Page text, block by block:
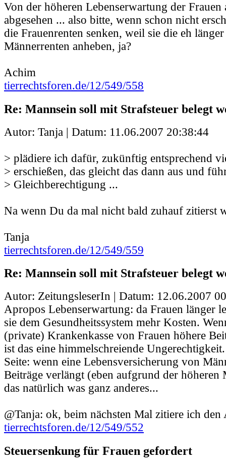
Von der höheren Lebenserwartung der Frauen
abgesehen ... also bitte, wenn schon nicht
die Frauenrenten senken, weil sie die eh
Männerrenten anheben, ja?
Achim
tierrechtsforen.de/12/549/558
Re: Mannsein soll mit Strafsteuer belegt
Autor: Tanja | Datum: 11.06.2007 20:38:44
> plädiere ich dafür, zukünftig entsprechend
> erschießen, das gleicht das dann aus und
> Gleichberechtigung ...
Na wenn Du da mal nicht bald zuhauf zitierst
Tanja
tierrechtsforen.de/12/549/559
Re: Mannsein soll mit Strafsteuer belegt
Autor: ZeitungsleserIn | Datum: 12.06.2007
Apropos Lebenserwartung: da Frauen länger
sie dem Gesundheitssystem mehr Kosten.
(private) Krankenkasse von Frauen höhere
ist das eine himmelschreiende
Seite: wenn eine Lebensversicherung von
Beiträge verlängt (eben aufgrund der höheren
das natürlich was ganz anderes...
@Tanja: ok, beim nächsten Mal zitiere ich
tierrechtsforen.de/12/549/552
Steuersenkung für Frauen gefordert